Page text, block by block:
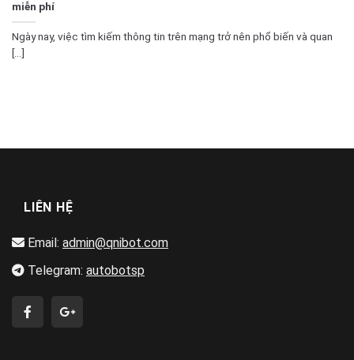
miễn phí
Ngày nay, việc tìm kiếm thông tin trên mạng trở nên phổ biến và quan
[...]
LIÊN HỆ
Email: admin@qnibot.com
Telegram: autobotsp